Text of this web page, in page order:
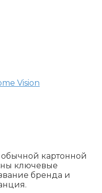
Vision
картонной
ключевые
бренда и